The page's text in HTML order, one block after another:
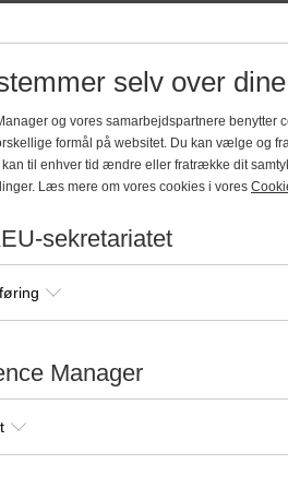
for tilskudsfinansiering
innovation. For at give kursisten et
forskningsprojekt fra
livscyklussen af projektet blive
men også ansøgning, herunder
agreement m.m. vil blive
vil EU finansieringen desuden
forholdene på egen institution, så
foredrag og gruppearbejde
for tilskudsfinansieret
rammeprogram for forskning og
ansættelser, anskaffelser,
dokumentation
- forskelle og
til EU-kommissionen.
28
–
Se
selv over
og vores samarbejdspartnere benytter
formål på websitet. Du kan vælge og
til enhver tid ændre eller fratrække dit
Læs mere om vores cookies i vores
sekretariatet
Manager